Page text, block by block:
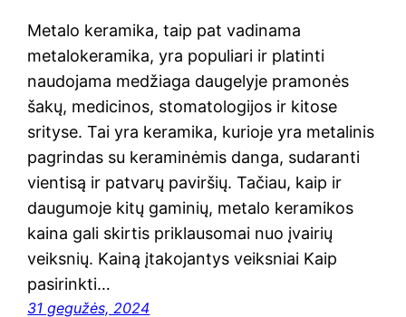
Metalo keramika, taip pat vadinama
metalokeramika, yra populiari ir platinti
naudojama medžiaga daugelyje pramonės
šakų, medicinos, stomatologijos ir kitose
srityse. Tai yra keramika, kurioje yra metalinis
pagrindas su keraminėmis danga, sudaranti
vientisą ir patvarų paviršių. Tačiau, kaip ir
daugumoje kitų gaminių, metalo keramikos
kaina gali skirtis priklausomai nuo įvairių
veiksnių. Kainą įtakojantys veiksniai Kaip
pasirinkti…
31 gegužės, 2024